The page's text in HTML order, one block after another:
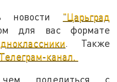
новости "Царьград
для вас формате
. Также
Телеграм-канал.
поделиться с